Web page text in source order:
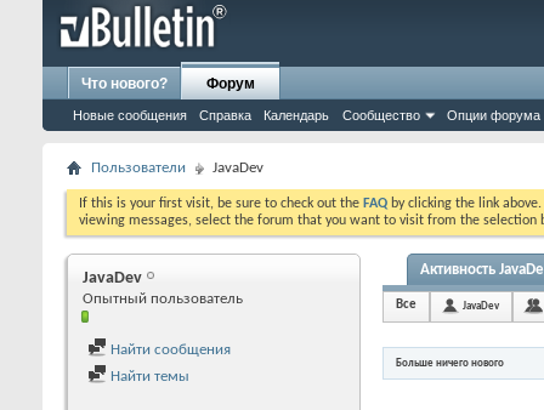
Что нового? Форум
Новые сообщения Справка Календарь Сообщество Опции форума
Пользователи JavaDev
If this is your first visit, be sure to check out the FAQ by clicking the link
viewing messages, select the forum that you want to visit from the selection
JavaDev
Опытный пользователь
Найти сообщения
Найти темы
Активность
Все JavaDev
Больше ничего нового